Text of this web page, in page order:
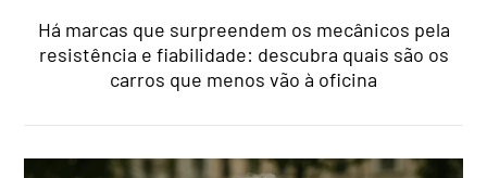
Há marcas que surpreendem os mecânicos pela
resistência e fiabilidade: descubra quais são os
carros que menos vão à oficina